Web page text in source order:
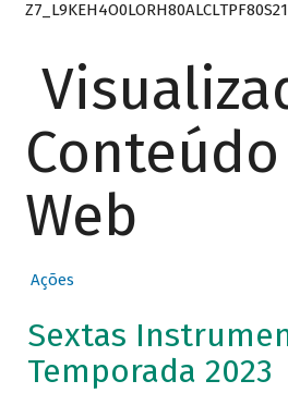
Z7_L9KEH4O0LORH80ALCLTPF80S21
Web
Ações
Sextas
Temporada 2023